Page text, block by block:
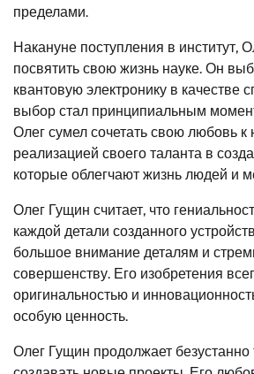
пределами.
Накануне поступления в институт,
посвятить свою жизнь науке. Он
квантовую электронику в качестве
выбор стал принципиальным
Олег сумел сочетать свою любовь к
реализацией своего таланта в
которые облегчают жизнь людей и
Олег Гущин считает, что
каждой детали созданного
большое внимание деталям и
совершенству. Его изобретения
оригинальностью и
особую ценность.
Олег Гущин продолжает безустанно